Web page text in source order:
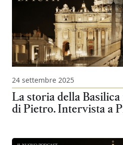
24 settembre 2025
La storia della
di Pietro. Intervista a